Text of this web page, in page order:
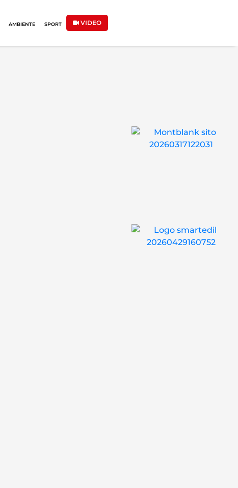
AMBIENTE SPORT VIDEO